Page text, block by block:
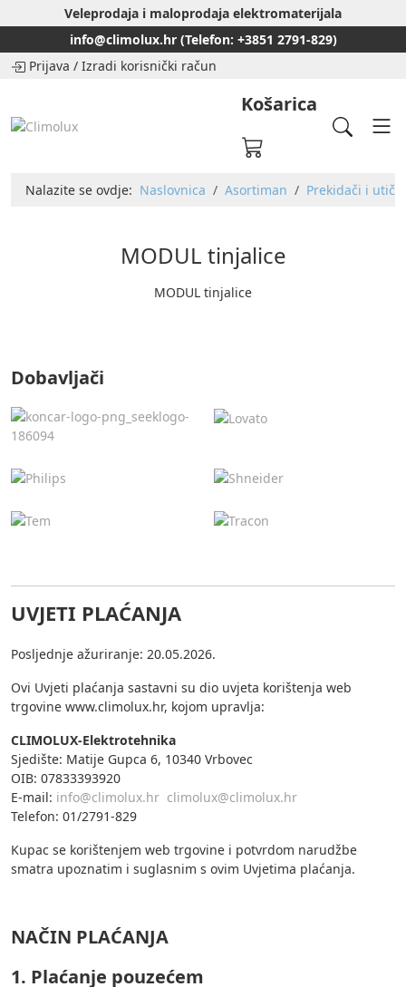
Veleprodaja i maloprodaja elektromaterijala
info@climolux.hr (Telefon: +3851 2791-829)
Prijava / Izradi korisnički račun
Košarica
Nalazite se ovdje: Naslovnica Asortiman Prekidači i
MODUL tinjalice
MODUL tinjalice
Dobavljači
UVJETI PLAĆANJA
Posljednje ažuriranje: 20.05.2026.
Ovi Uvjeti plaćanja sastavni su dio uvjeta korištenja web
trgovine www.climolux.hr, kojom upravlja:
CLIMOLUX-Elektrotehnika
Sjedište: Matije Gupca 6, 10340 Vrbovec
OIB: 07833393920
E-mail: info@climolux.hr climolux@climolux.hr
Telefon: 01/2791-829
Kupac se korištenjem web trgovine i potvrdom narudžbe
smatra upoznatim i suglasnim s ovim Uvjetima plaćanja.
NAČIN PLAĆANJA
1. Plaćanje pouzećem